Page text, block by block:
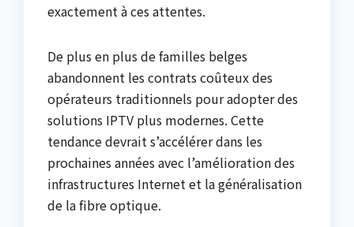
exactement à ces attentes.
De plus en plus de familles belges
abandonnent les contrats coûteux des
opérateurs traditionnels pour adopter des
solutions IPTV plus modernes. Cette
tendance devrait s’accélérer dans les
prochaines années avec l’amélioration des
infrastructures Internet et la généralisation
de la fibre optique.